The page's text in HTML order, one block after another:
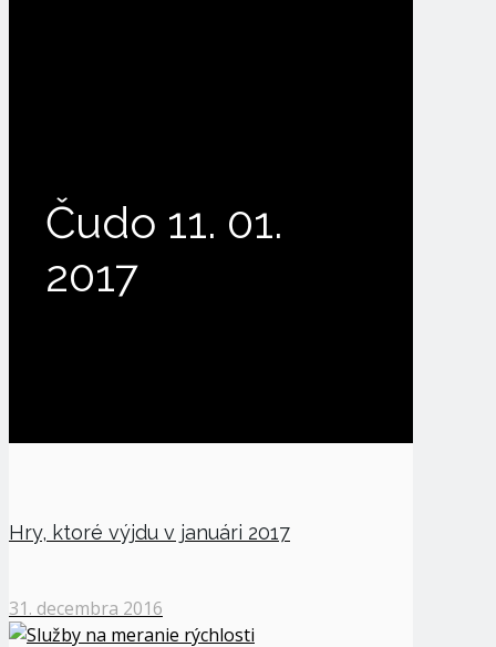
Čudo 11. 01.
2017
Hry, ktoré výjdu v januári 2017
31. decembra 2016